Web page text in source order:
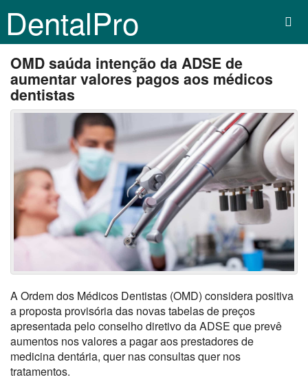
DentalPro
OMD saúda intenção da ADSE de
aumentar valores pagos aos médicos
dentistas
A Ordem dos Médicos Dentistas (OMD) considera positiva
a proposta provisória das novas tabelas de preços
apresentada pelo conselho diretivo da ADSE que prevê
aumentos nos valores a pagar aos prestadores de
medicina dentária, quer nas consultas quer nos
tratamentos.